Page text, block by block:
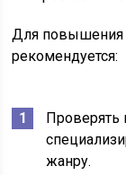
Для повышения
рекомендуется:
Проверять
жанру.